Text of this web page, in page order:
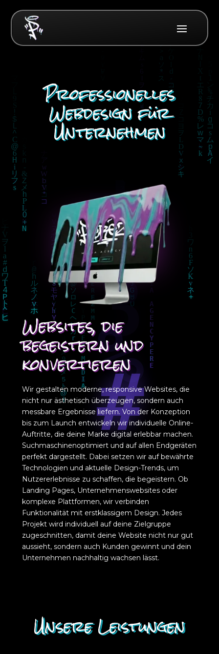
Professionelles
Webdesign für
Unternehmen
Websites, die
begeistern und
konvertieren
Wir gestalten moderne, responsive Websites, die
nicht nur ästhetisch überzeugen, sondern auch
messbare Ergebnisse liefern. Von der Konzeption
bis zum Launch entwickeln wir individuelle Online-
Auftritte, die deine Marke digital erlebbar machen.
Suchmaschinenoptimiert und auf allen Endgeräten
perfekt dargestellt. Dabei setzen wir auf bewährte
Technologien und aktuelle Design-Trends, um
Nutzererlebnisse zu schaffen, die begeistern. Ob
Landing Pages, Unternehmenswebsites oder
komplexe Plattformen, wir verbinden
Funktionalität mit erstklassigem Design. Jedes
Projekt wird individuell auf deine Zielgruppe
zugeschnitten, damit deine Website nicht nur gut
aussieht, sondern auch Kunden gewinnt und dein
Unternehmen nachhaltig wachsen lässt.
Unsere Leistungen